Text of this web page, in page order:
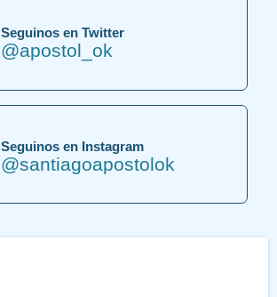
Seguinos en Twitter
@apostol_ok
Seguinos en Instagram
@santiagoapostolok